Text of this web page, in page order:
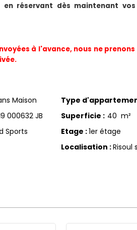
réservant dès maintenant
à l'avance, nous ne
Maison Type
000632 JB Superficie : 40 m²
Sports Etage :1er étage
Localisation :Risoul